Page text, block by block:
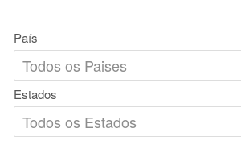
País
Estados